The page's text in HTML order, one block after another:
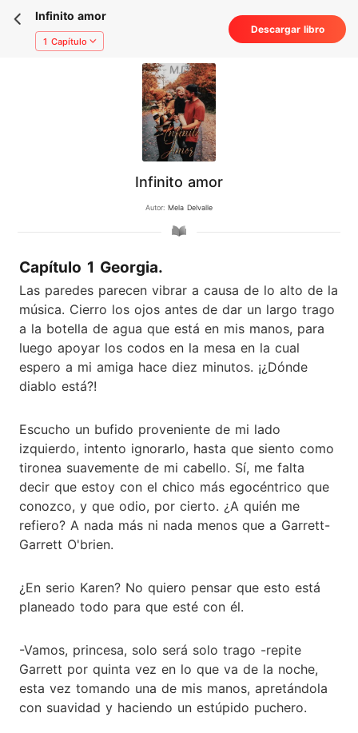
Infinito amor
1 Capítulo
Descargar libro
Infinito amor
Autor: Mela Delvalle
Capítulo 1 Georgia.
Las paredes parecen vibrar a causa de lo alto de la
música. Cierro los ojos antes de dar un largo trago
a la botella de agua que está en mis manos, para
luego apoyar los codos en la mesa en la cual
espero a mi amiga hace diez minutos. ¡¿Dónde
diablo está?!
Escucho un bufido proveniente de mi lado
izquierdo, intento ignorarlo, hasta que siento como
tironea suavemente de mi cabello. Sí, me falta
decir que estoy con el chico más egocéntrico que
conozco, y que odio, por cierto. ¿A quién me
refiero? A nada más ni nada menos que a Garrett-
Garrett O'brien.
¿En serio Karen? No quiero pensar que esto está
planeado todo para que esté con él.
-Vamos, princesa, solo será solo trago -repite
Garrett por quinta vez en lo que va de la noche,
esta vez tomando una de mis manos, apretándola
con suavidad y haciendo un estúpido puchero.